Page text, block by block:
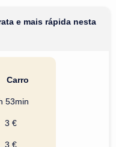
e mais rápida nesta
Carro
53min
3 €
3 €